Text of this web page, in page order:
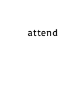
attend